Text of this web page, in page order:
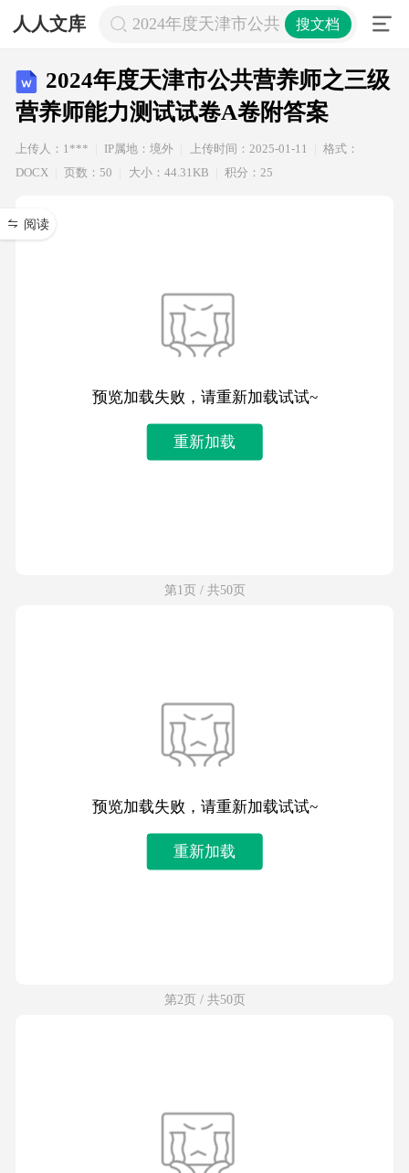
人人文库 2024年度天津市公共营养师之三级营
搜文档
2024年度天津市公共营养师之三级
营养师能力测试试卷A卷附答案
上传人：1*** IP属地：境外 上传时间：2025-01-11
格式：
DOCX
页数：50 大小：44.31KB 积分：25
阅读
预览加载失败，请重新加载试试~
重新加载
第1页 / 共50页
预览加载失败，请重新加载试试~
重新加载
第2页 / 共50页